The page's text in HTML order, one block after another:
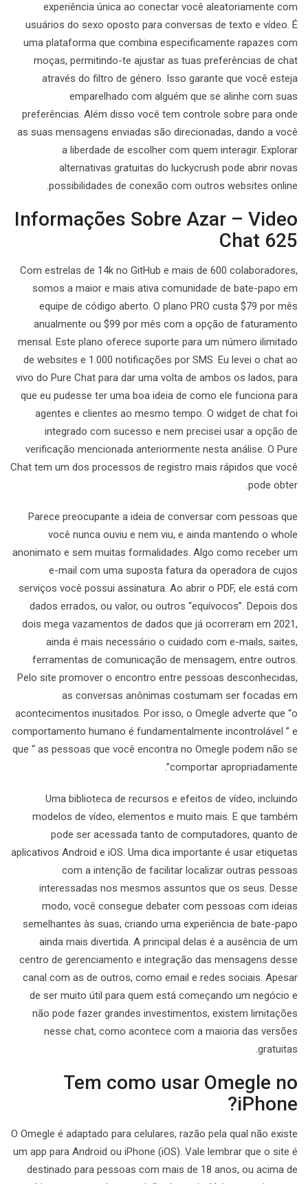
experiência única ao conectar você aleatoriamente com
usuários do sexo oposto para conversas de texto e vídeo. É
uma plataforma que combina especificamente rapazes com
moças, permitindo-te ajustar as tuas preferências de chat
através do filtro de género. Isso garante que você esteja
emparelhado com alguém que se alinhe com suas
preferências. Além disso você tem controle sobre para onde
as suas mensagens enviadas são direcionadas, dando a você
a liberdade de escolher com quem interagir. Explorar
alternativas gratuitas do luckycrush pode abrir novas
possibilidades de conexão com outros websites online.
Informações Sobre Azar – Video
Chat 625
Com estrelas de 14k no GitHub e mais de 600 colaboradores,
somos a maior e mais ativa comunidade de bate-papo em
equipe de código aberto. O plano PRO custa $79 por mês
anualmente ou $99 por mês com a opção de faturamento
mensal. Este plano oferece suporte para um número ilimitado
de websites e 1.000 notificações por SMS. Eu levei o chat ao
vivo do Pure Chat para dar uma volta de ambos os lados, para
que eu pudesse ter uma boa ideia de como ele funciona para
agentes e clientes ao mesmo tempo. O widget de chat foi
integrado com sucesso e nem precisei usar a opção de
verificação mencionada anteriormente nesta análise. O Pure
Chat tem um dos processos de registro mais rápidos que você
pode obter.
Parece preocupante a ideia de conversar com pessoas que
você nunca ouviu e nem viu, e ainda mantendo o whole
anonimato e sem muitas formalidades. Algo como receber um
e-mail com uma suposta fatura da operadora de cujos
serviços você possui assinatura. Ao abrir o PDF, ele está com
dados errados, ou valor, ou outros “equívocos”. Depois dos
dois mega vazamentos de dados que já ocorreram em 2021,
ainda é mais necessário o cuidado com e-mails, saites,
ferramentas de comunicação de mensagem, entre outros.
Pelo site promover o encontro entre pessoas desconhecidas,
as conversas anônimas costumam ser focadas em
acontecimentos inusitados. Por isso, o Omegle adverte que “o
comportamento humano é fundamentalmente incontrolável ” e
que “ as pessoas que você encontra no Omegle podem não se
comportar apropriadamente”.
Uma biblioteca de recursos e efeitos de vídeo, incluindo
modelos de vídeo, elementos e muito mais. E que também
pode ser acessada tanto de computadores, quanto de
aplicativos Android e iOS. Uma dica importante é usar etiquetas
com a intenção de facilitar localizar outras pessoas
interessadas nos mesmos assuntos que os seus. Desse
modo, você consegue debater com pessoas com ideias
semelhantes às suas, criando uma experiência de bate-papo
ainda mais divertida. A principal delas é a ausência de um
centro de gerenciamento e integração das mensagens desse
canal com as de outros, como email e redes sociais. Apesar
de ser muito útil para quem está começando um negócio e
não pode fazer grandes investimentos, existem limitações
nesse chat, como acontece com a maioria das versões
gratuitas.
Tem como usar Omegle no
iPhone?
O Omegle é adaptado para celulares, razão pela qual não existe
um app para Android ou iPhone (iOS). Vale lembrar que o site é
destinado para pessoas com mais de 18 anos, ou acima de